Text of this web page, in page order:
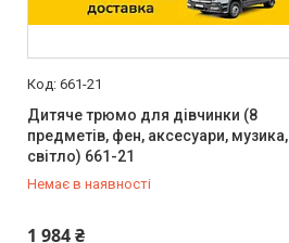
661-21
Дитяче трюмо для дівчинки (8
предметів, фен, аксесуари, музика,
світло) 661-21
Немає в наявності
1 984 ₴
0 (800) 33-98-35